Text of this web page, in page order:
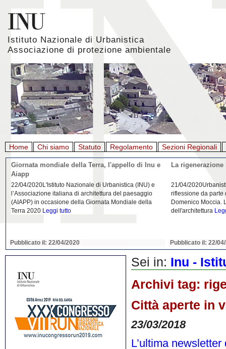
Istituto Nazionale di Urbanistica
Associazione di protezione ambientale
Home Chi siamo Statuto Regolamento Sezioni Regionali
Giornata mondiale della Terra, l'appello di Inu e
Aiapp
22/04/2020L'Istituto Nazionale di Urbanistica (INU) e
l’Associazione italiana di architettura del paesaggio
(AIAPP) in occasione della Giornata Mondiale della
Terra 2020 Leggi tutto
Pubblicato il: 22/04/2020
La
21/04/
riflessione da parte
Domenico Moccia.
dell'architettura
Pubblicato il: 22/
Sei in: Inu -
Archivi tag:
Città aperte in
23/03/2018
L’ultima